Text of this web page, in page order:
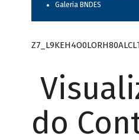
Galeria BNDES
do